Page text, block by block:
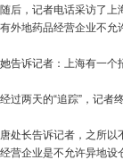
，记者电话采访了上海
外地药品经营企业不允
诉记者：上海有一个招
两天的“追踪”，记者终
长告诉记者，之所以不
营企业是不允许异地设